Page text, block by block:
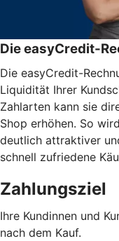
Die easyCredit-
Die easyCredit-
Liquidität Ihrer
Zahlarten kann sie
Shop erhöhen. So
deutlich attraktiver
schnell zufriedene
Zahlungsziel
Ihre Kundinnen und
nach dem Kauf.